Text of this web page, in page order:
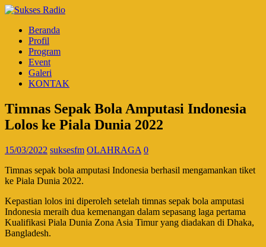
Beranda
Profil
Program
Event
Galeri
KONTAK
Timnas Sepak Bola Amputasi Indonesia
Lolos ke Piala Dunia 2022
15/03/2022 suksesfm OLAHRAGA 0
Timnas sepak bola amputasi Indonesia berhasil mengamankan tiket
ke Piala Dunia 2022.
Kepastian lolos ini diperoleh setelah timnas sepak bola amputasi
Indonesia meraih dua kemenangan dalam sepasang laga pertama
Kualifikasi Piala Dunia Zona Asia Timur yang diadakan di Dhaka,
Bangladesh.